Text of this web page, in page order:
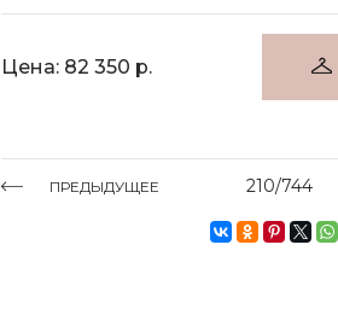
Цена: 82 350 р.
ПРЕДЫДУЩЕЕ 210/744